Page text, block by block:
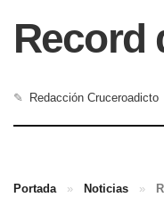
Record
✎ Redacción Cruceroadicto
Portada » Noticias »